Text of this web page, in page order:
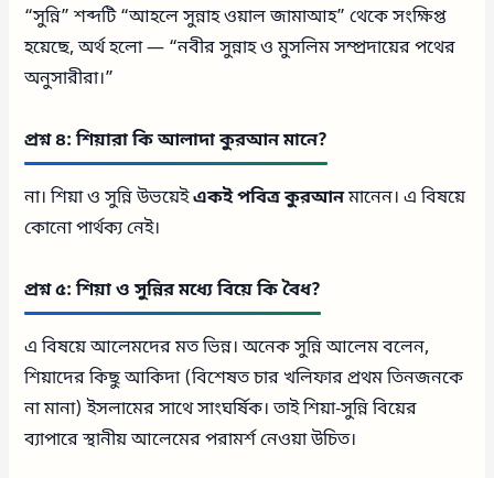
“সুন্নি” শব্দটি “আহলে সুন্নাহ ওয়াল জামাআহ” থেকে সংক্ষিপ্ত
হয়েছে, অর্থ হলো — “নবীর সুন্নাহ ও মুসলিম সম্প্রদায়ের পথের
অনুসারীরা।”
প্রশ্ন ৪: শিয়ারা কি আলাদা কুরআন মানে?
না। শিয়া ও সুন্নি উভয়েইএকই পবিত্র কুরআনমানেন। এ বিষয়ে
কোনো পার্থক্য নেই।
প্রশ্ন ৫: শিয়া ও সুন্নির মধ্যে বিয়ে কি বৈধ?
এ বিষয়ে আলেমদের মত ভিন্ন। অনেক সুন্নি আলেম বলেন,
শিয়াদের কিছু আকিদা (বিশেষত চার খলিফার প্রথম তিনজনকে
না মানা) ইসলামের সাথে সাংঘর্ষিক। তাই শিয়া-সুন্নি বিয়ের
ব্যাপারে স্থানীয় আলেমের পরামর্শ নেওয়া উচিত।